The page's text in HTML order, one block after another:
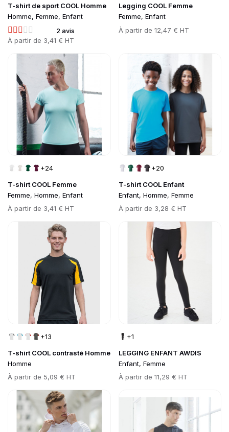
T-shirt de sport COOL Homme
Homme, Femme, Enfant
2 avis
Prix
À partir de 3,41 € HT
Legging COOL Femme
Femme, Enfant
Prix
À partir de 12,47 € HT
T-shirt COOL Femme
Femme, Homme, Enfant
Prix
À partir de 3,41 € HT
+24
Go to product page
T-shirt COOL Enfant
Enfant, Homme, Femme
Prix
À partir de 3,28 € HT
+20
Go to product page
T-shirt COOL contrasté Homme
Homme
Prix
À partir de 5,09 € HT
+13
Go to product page
LEGGING ENFANT AWDIS
Enfant, Femme
Prix
À partir de 11,29 € HT
+1
Go to product page
Go to product page Go to product page